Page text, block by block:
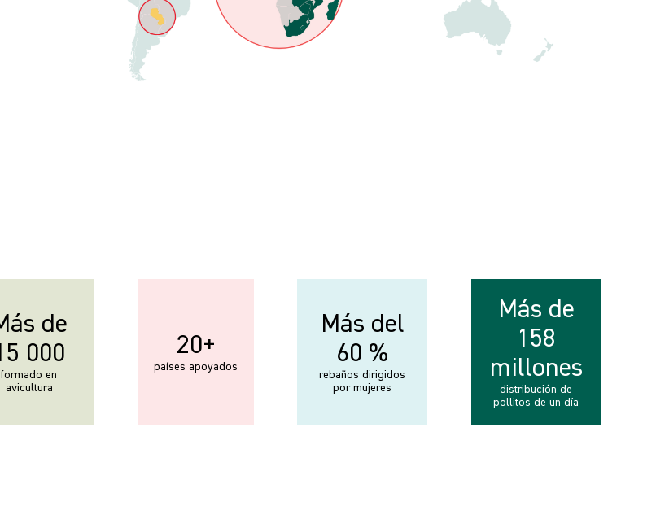
de
000
formado en
avicultura
20+
países apoyados
Más del
60 %
rebaños dirigidos
por mujeres
Más de
158
millones
distribución de
pollitos de un día